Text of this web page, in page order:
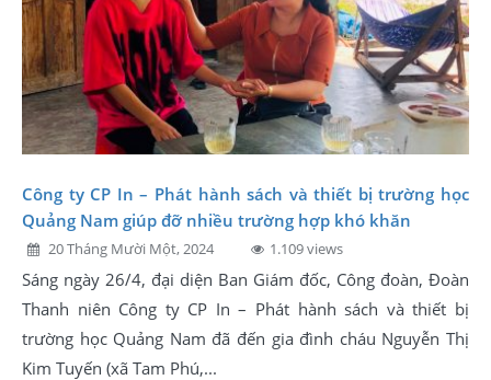
Công ty CP In – Phát hành sách và thiết bị trường học
Quảng Nam giúp đỡ nhiều trường hợp khó khăn
20 Tháng Mười Một, 2024 1.109 views
Sáng ngày 26/4, đại diện Ban Giám đốc, Công đoàn, Đoàn
Thanh niên Công ty CP In – Phát hành sách và thiết bị
trường học Quảng Nam đã đến gia đình cháu Nguyễn Thị
Kim Tuyến (xã Tam Phú,...